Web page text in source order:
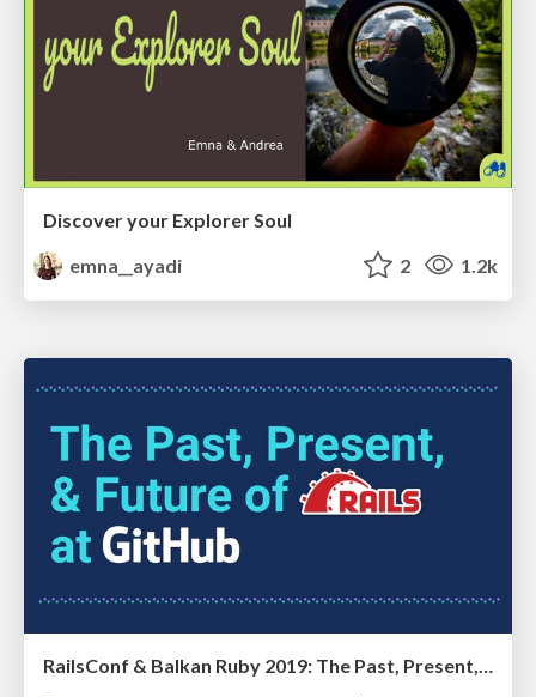
Discover your Explorer Soul
emna__ayadi
2 1.2k
RailsConf & Balkan Ruby 2019: The Past, Present, and Future of Rails at GitHub